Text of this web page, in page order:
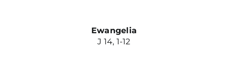
Ewangelia
J 14, 1-12